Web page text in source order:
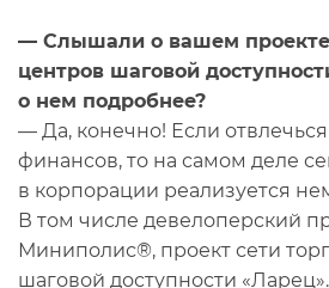
— Слышали о вашем проекте
центров шаговой
о нем подробнее?
— Да, конечно! Если
финансов, то на самом деле
в корпорации реализуется
В том числе девелоперский
Миниполис®, проект сети
шаговой доступности